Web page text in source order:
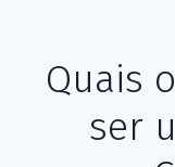
Quais
ser